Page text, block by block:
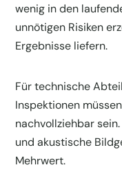
wenig in den
unnötigen Risiken
Ergebnisse liefern.
Für technische
Inspektionen
nachvollziehbar
und akustische
Mehrwert.